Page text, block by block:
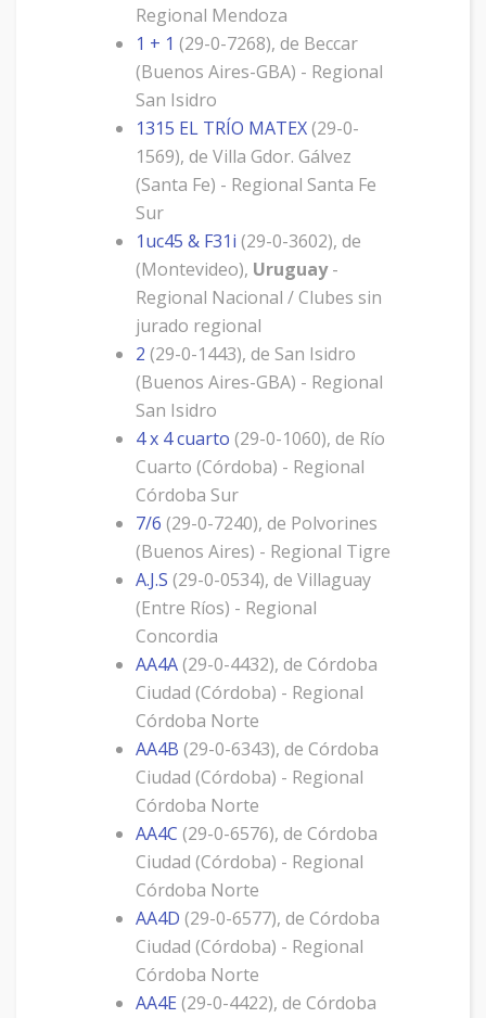
Regional Mendoza
1 + 1 (29-0-7268), de Beccar
(Buenos Aires-GBA) - Regional
San Isidro
1315 EL TRÍO MATEX(29-0-
1569), de Villa Gdor. Gálvez
(Santa Fe) - Regional Santa Fe
Sur
1uc45 & F31i (29-0-3602), de
(Montevideo), Uruguay-
Regional Nacional / Clubes sin
jurado regional
2 (29-0-1443), de San Isidro
(Buenos Aires-GBA) - Regional
San Isidro
4 x 4 cuarto (29-0-1060), de Río
Cuarto (Córdoba) - Regional
Córdoba Sur
7/6 (29-0-7240), de Polvorines
(Buenos Aires) - Regional Tigre
A.J.S (29-0-0534), de Villaguay
(Entre Ríos) - Regional
Concordia
AA4A(29-0-4432), de Córdoba
Ciudad (Córdoba) - Regional
Córdoba Norte
AA4B (29-0-6343), de Córdoba
Ciudad (Córdoba) - Regional
Córdoba Norte
AA4C (29-0-6576), de Córdoba
Ciudad (Córdoba) - Regional
Córdoba Norte
AA4D (29-0-6577), de Córdoba
Ciudad (Córdoba) - Regional
Córdoba Norte
AA4E (29-0-4422), de Córdoba